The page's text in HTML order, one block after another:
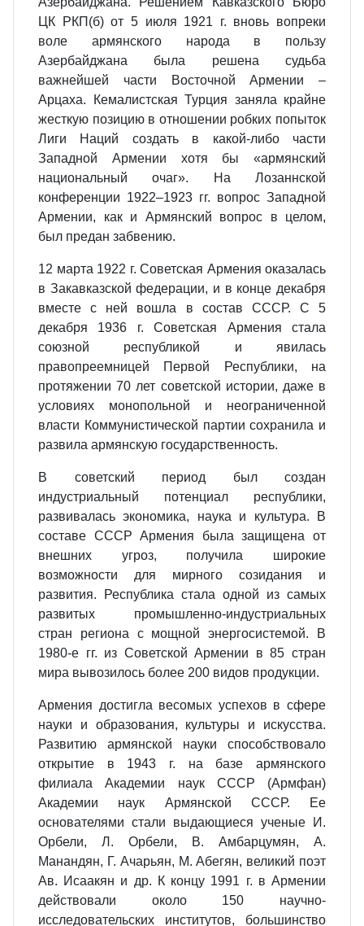
ЦК РКП(б) от 5 июля 1921 г. вновь вопреки
воле армянского народа в пользу
Азербайджана была решена судьба
важнейшей части Восточной Армении –
Арцаха. Кемалистская Турция заняла крайне
жесткую позицию в отношении робких попыток
Лиги Наций создать в какой-либо части
Западной Армении хотя бы «армянский
национальный очаг». На Лозаннской
конференции 1922–1923 гг. вопрос Западной
Армении, как и Армянский вопрос в целом,
был предан забвению.
12 марта 1922 г. Советская Армения оказалась
в Закавказской федерации, и в конце декабря
вместе с ней вошла в состав СССР. С 5
декабря 1936 г. Советская Армения стала
союзной республикой и явилась
правопреемницей Первой Республики, на
протяжении 70 лет советской истории, даже в
условиях монопольной и неограниченной
власти Коммунистической партии сохранила и
развила армянскую государственность.
В советский период был создан
индустриальный потенциал республики,
развивалась экономика, наука и культура. В
составе СССР Армения была защищена от
внешних угроз, получила широкие
возможности для мирного созидания и
развития. Республика стала одной из самых
развитых промышленно-индустриальных
стран региона с мощной энергосистемой. В
1980-е гг. из Советской Армении в 85 стран
мира вывозилось более 200 видов продукции.
Армения достигла весомых успехов в сфере
науки и образования, культуры и искусства.
Развитию армянской науки способствовало
открытие в 1943 г. на базе армянского
филиала Академии наук СССР (Армфан)
Академии наук Армянской СССР. Ее
основателями стали выдающиеся ученые И.
Орбели, Л. Орбели, В. Амбарцумян, А.
Манандян, Г. Ачарьян, М. Абегян, великий поэт
Ав. Исаакян и др. К концу 1991 г. в Армении
действовали около 150 научно-
исследовательских институтов, большинство